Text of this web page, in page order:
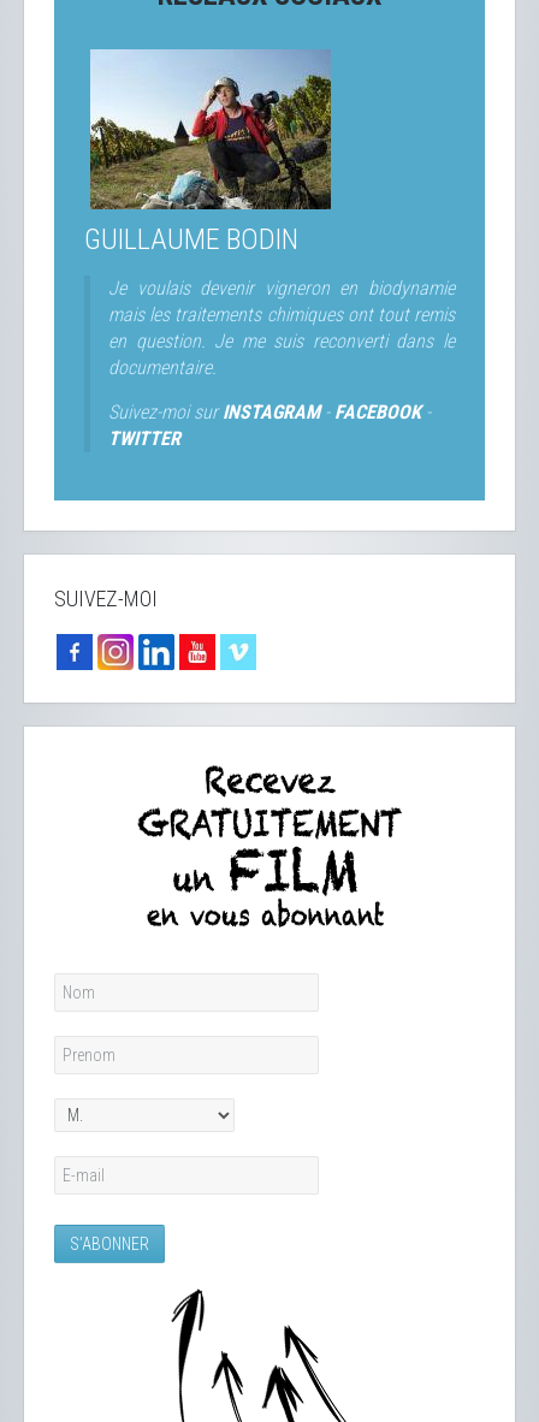
GUILLAUME BODIN
Je voulais devenir vigneron en biodynamie
mais les traitements chimiques ont tout remis
en question. Je me suis reconverti dans le
documentaire.
Suivez-moi surINSTAGRAM- FACEBOOK-
TWITTER
SUIVEZ-MOI